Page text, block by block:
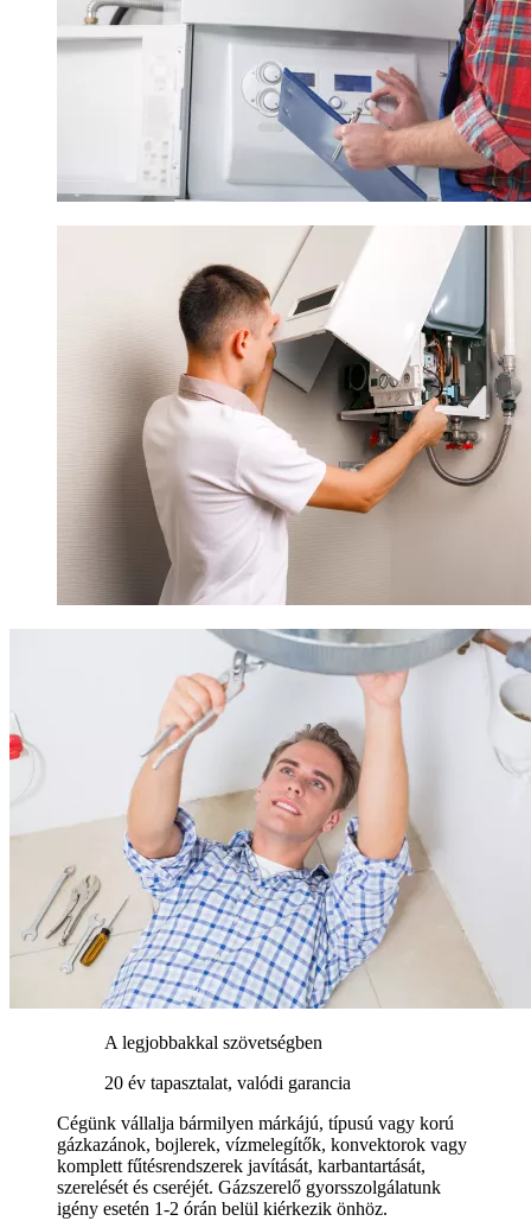
A legjobbakkal szövetségben
20 év tapasztalat, valódi garancia
Cégünk vállalja bármilyen márkájú, típusú vagy korú
gázkazánok, bojlerek, vízmelegítők, konvektorok vagy
komplett fűtésrendszerek javítását, karbantartását,
szerelését és cseréjét. Gázszerelő gyorsszolgálatunk
igény esetén 1-2 órán belül kiérkezik önhöz.